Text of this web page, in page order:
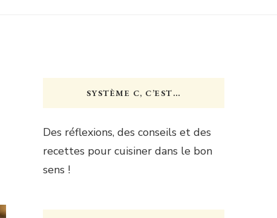
SYSTÈME C, C’EST…
Des réflexions, des conseils et des
recettes pour cuisiner dans le bon
sens !